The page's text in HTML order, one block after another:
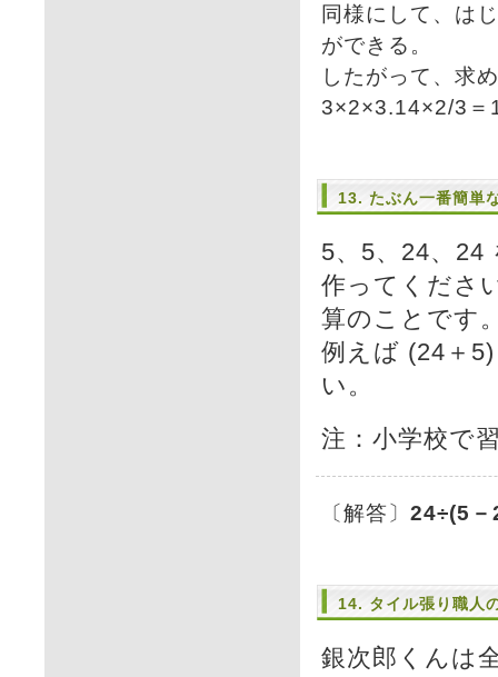
同様にして、は
ができる。
したがって、求
3×2×3.14×2/3＝
13. たぶん一番簡単
5、5、24、24
作ってくださ
算のことです
例えば (24＋
い。
注：小学校で
〔解答〕 24÷(5
14. タイル張り職人
銀次郎くんは